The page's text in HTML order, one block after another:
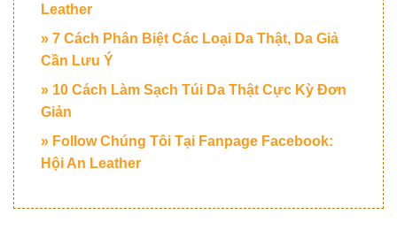
Leather
» 7 Cách Phân Biệt Các Loại Da Thật, Da Giả
Cần Lưu Ý
» 10 Cách Làm Sạch Túi Da Thật Cực Kỳ Đơn
Giản
» Follow Chúng Tôi Tại Fanpage Facebook:
Hội An Leather